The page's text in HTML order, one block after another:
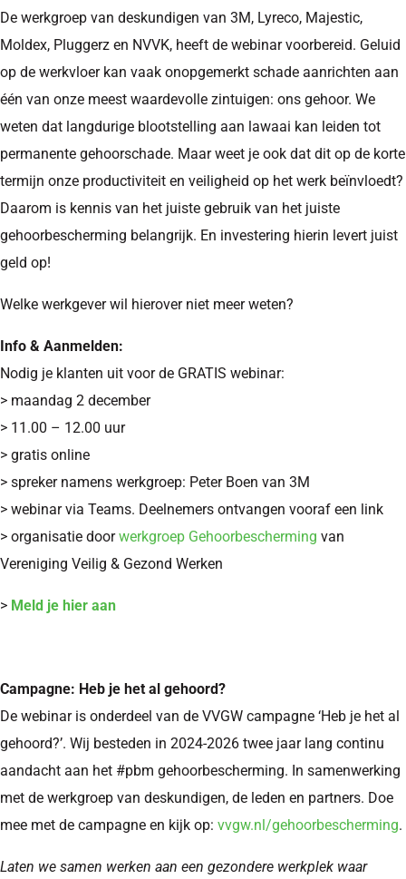
De werkgroep van deskundigen van 3M, Lyreco, Majestic,
Moldex, Pluggerz en NVVK, heeft de webinar voorbereid. Geluid
op de werkvloer kan vaak onopgemerkt schade aanrichten aan
één van onze meest waardevolle zintuigen: ons gehoor. We
weten dat langdurige blootstelling aan lawaai kan leiden tot
permanente gehoorschade. Maar weet je ook dat dit op de korte
termijn onze productiviteit en veiligheid op het werk beïnvloedt?
Daarom is kennis van het juiste gebruik van het juiste
gehoorbescherming belangrijk. En investering hierin levert juist
geld op!
Welke werkgever wil hierover niet meer weten?
Info & Aanmelden:
Nodig je klanten uit voor de GRATIS webinar:
> maandag 2 december
> 11.00 – 12.00 uur
> gratis online
> spreker namens werkgroep: Peter Boen van 3M
> webinar via Teams. Deelnemers ontvangen vooraf een link
> organisatie doorwerkgroep Gehoorbescherming van
Vereniging Veilig & Gezond Werken
> Meld je hier aan
Campagne: Heb je het al gehoord?
De webinar is onderdeel van de VVGW campagne ‘Heb je het al
gehoord?’. Wij besteden in 2024-2026 twee jaar lang continu
aandacht aan het #pbm gehoorbescherming. In samenwerking
met de werkgroep van deskundigen, de leden en partners. Doe
mee met de campagne en kijk op: vvgw.nl/gehoorbescherming.
Laten we samen werken aan een gezondere werkplek waar